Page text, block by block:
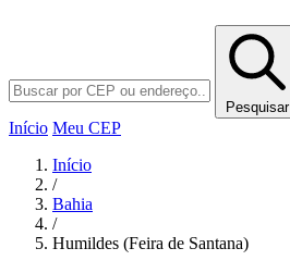
Pesquisar
Início Meu CEP
Início
/
Bahia
/
Humildes (Feira de Santana)